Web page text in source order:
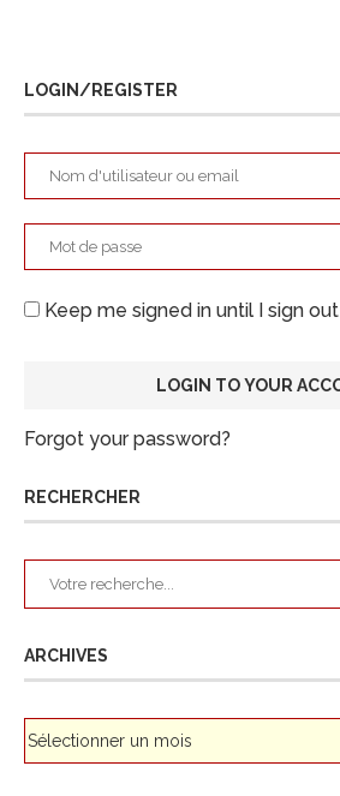
LOGIN/REGISTER
Keep me signed in until I sign out
Forgot your password?
RECHERCHER
ARCHIVES